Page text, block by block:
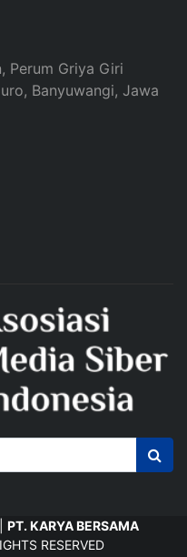
Perum Griya Giri
Banyuwangi, Jawa
PT. KARYA BERSAMA
RESERVED